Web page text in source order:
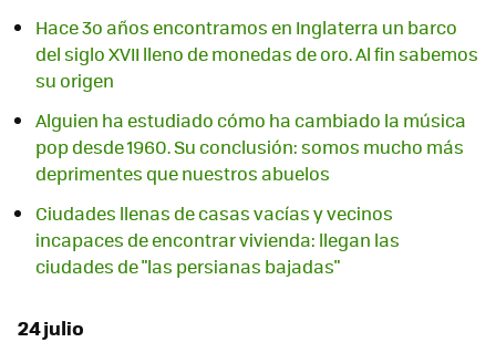
Hace 3o años encontramos en Inglaterra un barco
del siglo XVII lleno de monedas de oro. Al fin sabemos
su origen
Alguien ha estudiado cómo ha cambiado la música
pop desde 1960. Su conclusión: somos mucho más
deprimentes que nuestros abuelos
Ciudades llenas de casas vacías y vecinos
incapaces de encontrar vivienda: llegan las
ciudades de "las persianas bajadas"
24 julio